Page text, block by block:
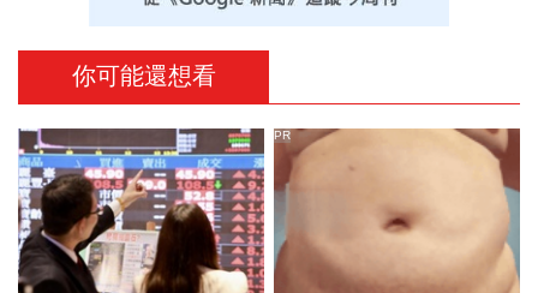
你可能還想看
PR